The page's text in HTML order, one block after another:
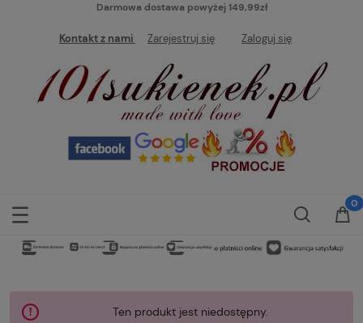
Darmowa dostawa powyżej 149,99zł
Kontakt z nami Zarejestruj się Zaloguj się
Ten produkt jest niedostępny.